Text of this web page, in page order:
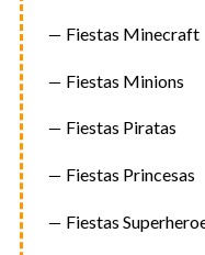
Fiestas Minecraft
Fiestas Minions
Fiestas Piratas
Fiestas Princesas
Fiestas